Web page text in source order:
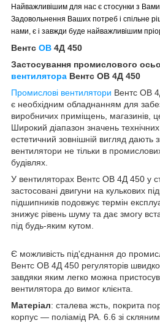
Найважливішим для нас є стосунки з
Задовольнення Ваших потреб і спільне
нами, є і завжди буде найважливішим
Вентс ОВ 4Д 450
Застосування промислового
вентилятора Вентс ОВ 4Д 450
Промислові вентилятори Вентс ОВ
є необхідним обладнанням для
виробничих приміщень, магазинів,
Широкий діапазон значень
естетичний зовнішній вигляд дають
вентилятори не тільки в
будівлях.
У вентиляторах Вентс ОВ 4Д 450 у
застосовані двигуни на кулькових
підшипників подовжує термін
знижує рівень шуму та дає змогу
під будь-яким кутом.
Є можливість під'єднання до
Вентс ОВ 4Д 450 регуляторів
завдяки яким легко можна
вентилятора до вимог клієнта.
Матеріал: сталева жсть, покрита
корпус — поліамід PA. 6.6 зі